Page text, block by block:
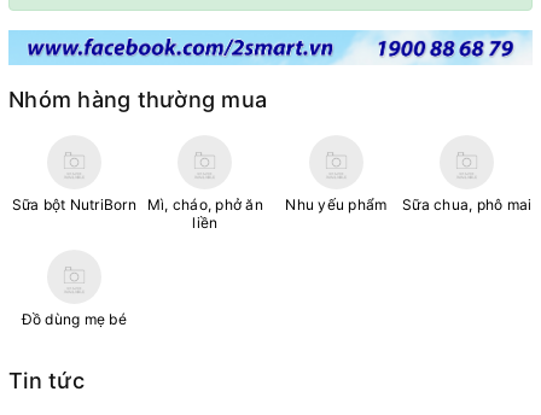
Nhóm hàng thường mua
Sữa bột NutriBorn
Mì, cháo, phở ăn
liền
Nhu yếu phẩm Sữa chua, phô mai
Đồ dùng mẹ bé
Tin tức